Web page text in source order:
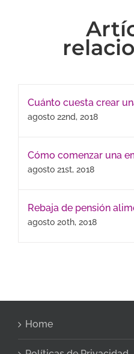
Cuánto cuesta crear
agosto 22nd, 2018
Cómo comenzar una
agosto 21st, 2018
Rebaja de pensión
agosto 20th, 2018
Home